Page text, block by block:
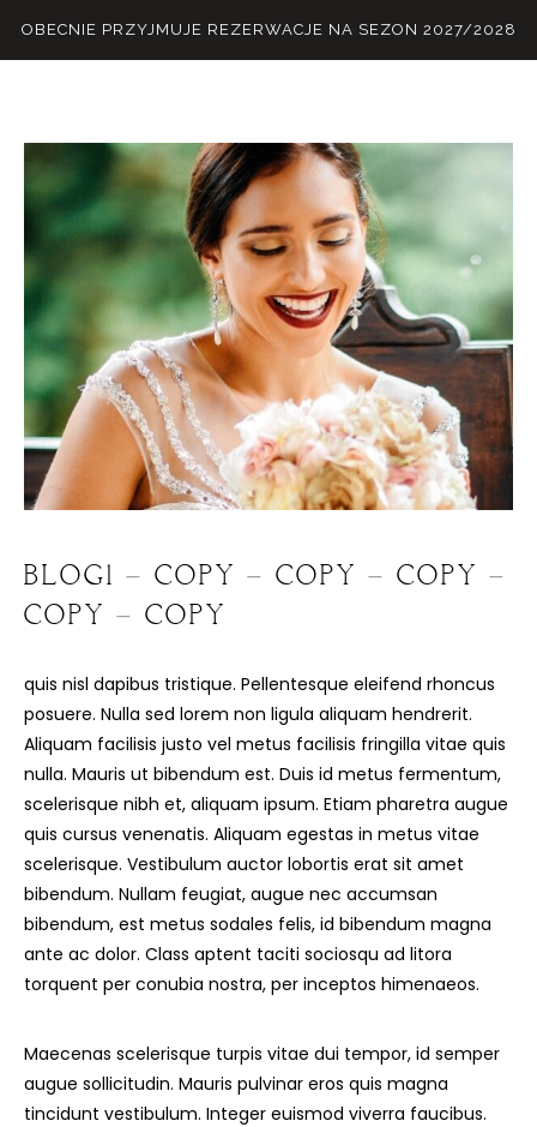
OBECNIE PRZYJMUJE REZERWACJE NA SEZON 2027/2028
BLOG1 – COPY – COPY – COPY –
COPY – COPY
quis nisl dapibus tristique. Pellentesque eleifend rhoncus
posuere. Nulla sed lorem non ligula aliquam hendrerit.
Aliquam facilisis justo vel metus facilisis fringilla vitae quis
nulla. Mauris ut bibendum est. Duis id metus fermentum,
scelerisque nibh et, aliquam ipsum. Etiam pharetra augue
quis cursus venenatis. Aliquam egestas in metus vitae
scelerisque. Vestibulum auctor lobortis erat sit amet
bibendum. Nullam feugiat, augue nec accumsan
bibendum, est metus sodales felis, id bibendum magna
ante ac dolor. Class aptent taciti sociosqu ad litora
torquent per conubia nostra, per inceptos himenaeos.
Maecenas scelerisque turpis vitae dui tempor, id semper
augue sollicitudin. Mauris pulvinar eros quis magna
tincidunt vestibulum. Integer euismod viverra faucibus.
ME
HOME
AB O T ME
C O NT ACT
C OURSES
SHOP
PORTFOLIO S
JOHN & LIZA
STE PH & JENNIF ER
VI CT OR & ASHLEY
Y & A E